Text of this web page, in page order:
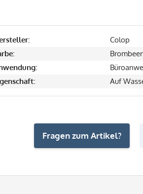
Colop
Auf
Fragen zum Artikel?